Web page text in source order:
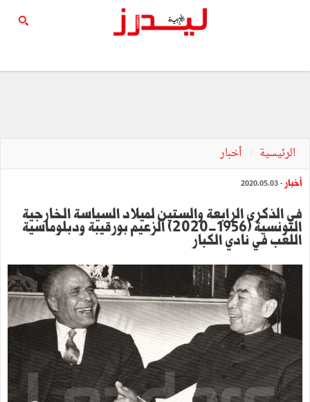
الرئيسية أخبار
أخبار - 2020.05.03
في الذكرى الرابعة والستين لميلاد السياسة الخارجية
التونسية (1956-2020) الزعيم بورقيبة ودبلوماسية
اللعب في نادي الكبار